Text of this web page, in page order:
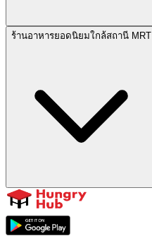
ร้านอาหารยอดนิยมใกล้สถานี MRT